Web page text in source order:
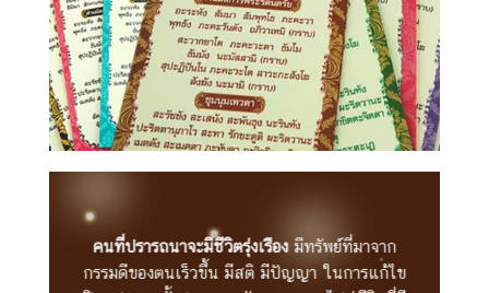
คนที่ปรารถนาจะมีชีวิตรุ่งเรืองมีทรัพย์ที่มาจาก
กรรมดีของตนเร็วขึ้น มีสติ มีปัญญา ในการแก้ไข